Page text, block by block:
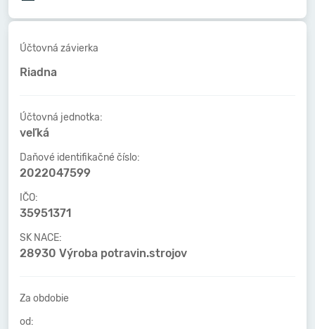
Účtovná závierka
Riadna
Účtovná jednotka:
veľká
Daňové identifikačné číslo:
2022047599
IČO:
35951371
SK NACE:
28930 Výroba potravin.strojov
Za obdobie
od: